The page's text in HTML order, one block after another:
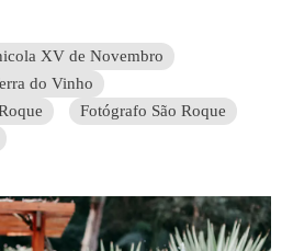
XV de Novembro
do Vinho
Fotógrafo São Roque